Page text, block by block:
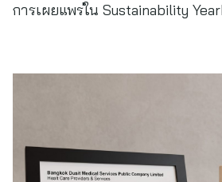
การเผยแพร่ใน Sustainability